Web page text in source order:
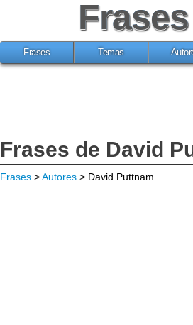
Frases
Frases Temas
Frases de David
Frases >Autores > David Puttnam